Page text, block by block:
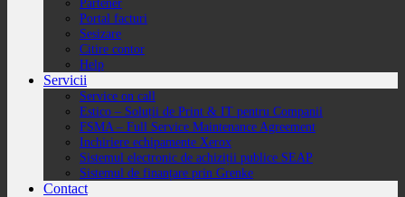
Portal facturi
Sesizare
Citire contor
Help
Servicii
Service on call
Estico – Soluții de Print & IT pentru Companii
FSMA – Full Service Maintenance Agreement
Inchiriere echipamente Xerox
Sistemul electronic de achiziții publice SEAP
Sistemul de finanțare prin Grenke
Contact